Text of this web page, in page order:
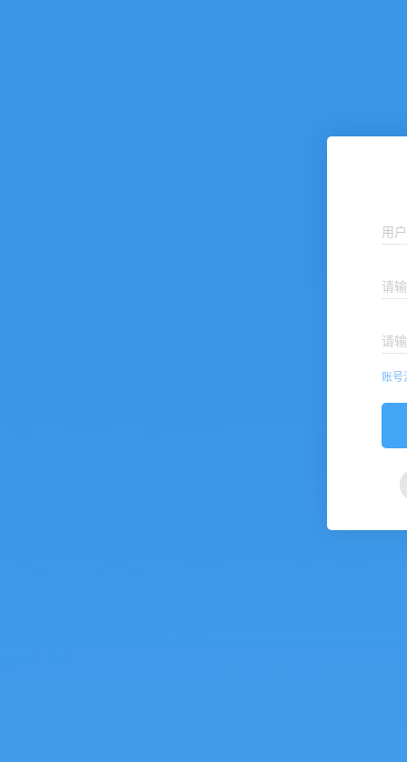
用
请
请
账号